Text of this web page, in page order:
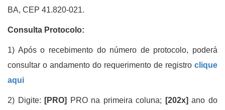
BA, CEP 41.820-021.
Consulta Protocolo:
1) Após o recebimento do número de protocolo, poderá
consultar o andamento do requerimento de registro clique
aqui
2) Digite: [PRO] PRO na primeira coluna; [202x] ano do